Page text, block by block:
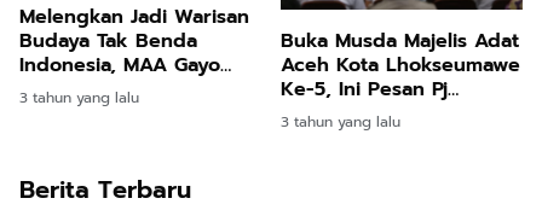
Melengkan Jadi Warisan
Budaya Tak Benda
Indonesia, MAA Gayo
Lues: Semoga Bisa Terus
Dilestarikan
3 tahun yang lalu
Buka Musda Majelis Adat
Aceh Kota Lhokseumawe
Ke-5, Ini Pesan Pj
Walikota
3 tahun yang lalu
Berita Terbaru